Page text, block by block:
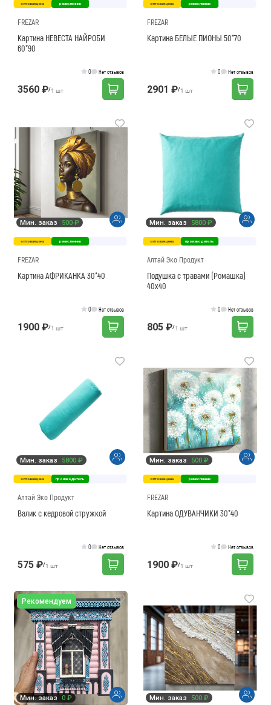
оптовая цена ремесленник
FREZAR
Картина НЕВЕСТА НАЙРОБИ
60*90
0 Нет отзывов
3560 ₽/1 шт
оптовая цена ремесленник
FREZAR
Картина БЕЛЫЕ ПИОНЫ 50*70
0 Нет отзывов
2901 ₽/1 шт
Мин. заказ 500 ₽
оптовая цена ремесленник
FREZAR
Картина АФРИКАНКА 30*40
0 Нет отзывов
1900 ₽/1 шт
Мин. заказ 5800 ₽
оптовая цена производитель
Алтай Эко Продукт
Подушка с травами (Ромашка)
40х40
0 Нет отзывов
805 ₽/1 шт
Мин. заказ 5800 ₽
оптовая цена производитель
Алтай Эко Продукт
Валик с кедровой стружкой
0 Нет отзывов
575 ₽/1 шт
Мин. заказ 500 ₽
оптовая цена ремесленник
FREZAR
Картина ОДУВАНЧИКИ 30*40
0 Нет отзывов
1900 ₽/1 шт
Рекомендуем
Мин. заказ 0 ₽ Мин. заказ 500 ₽
Как вернуть товар? Сроки доставки